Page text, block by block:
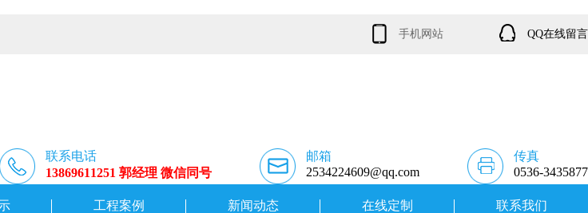
手机网站 QQ在线留言
联系电话
13869611251 郭经理 微信同号
邮箱
2534224609@qq.com
传真
0536-3435877
工程案例 新闻动态 在线定制 联系我们